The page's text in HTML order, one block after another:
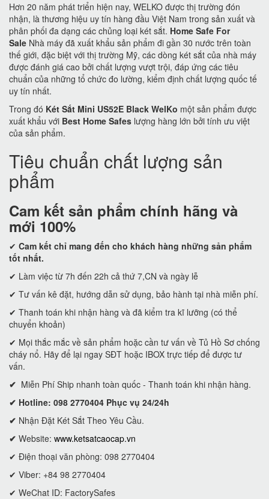
Hơn 20 năm phát triển hiện nay, WELKO được thị trường đón
nhận, là thương hiệu uy tín hàng đầu Việt Nam trong sản xuất và
phân phối đa dạng các chủng loại két sắt. Home Safe For
Sale Nhà máy đã xuất khẩu sản phẩm đi gần 30 nước trên toàn
thế giới, đặc biệt với thị trường Mỹ, các dòng két sắt của nhà máy
được đánh giá cao bởi chất lượng vượt trội, đáp ứng các tiêu
chuẩn của những tổ chức đo lường, kiểm định chất lượng quốc tế
uy tín nhất.
Trong đó Két Sắt Mini US52E Black WelKo một sản phẩm được
xuất khẩu với Best Home Safes lượng hàng lớn bởi tính ưu việt
của sản phẩm.
Tiêu chuẩn chất lượng sản
phẩm
Cam kết sản phẩm chính hãng và
mới 100%
✔ Cam kết chỉ mang đến cho khách hàng những sản phẩm
tốt nhất.
✔ Làm việc từ 7h đến 22h cả thứ 7,CN và ngày lễ
✔ Tư vấn kê đặt, hướng dẫn sử dụng, bảo hành tại nhà miễn phí.
✔ Thanh toán khi nhận hàng và đã kiểm tra kĩ lưỡng (có thể
chuyển khoản)
✔ Mọi thắc mắc về sản phẩm hoặc cần tư vấn về Tủ Hồ Sơ chống
cháy nổ. Hãy để lại ngay SĐT hoặc IBOX trực tiếp để được tư
vấn.
✔ Miễn Phí Ship nhanh toàn quốc - Thanh toán khi nhận hàng.
✔ Hotline: 098 2770404 Phục vụ 24/24h
✔ Nhận Đặt Két Sắt Theo Yêu Cầu.
✔ Website: www.ketsatcaocap.vn
✔ Điện thoại văn phòng: 098 2770404
✔ Viber: +84 98 2770404
✔ WeChat ID: FactorySafes